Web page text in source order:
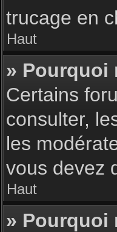
trucage en
Haut
» Pourquoi
Certains
consulter,
les
vous devez
Haut
» Pourquoi